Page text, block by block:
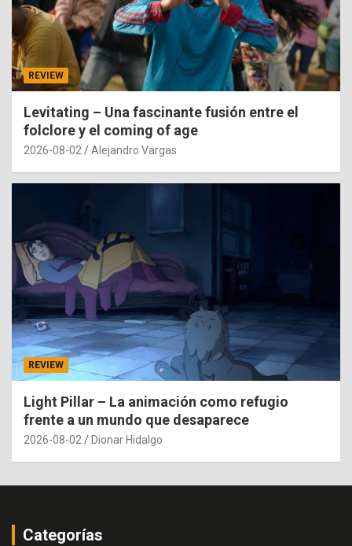
REVIEW
Levitating – Una fascinante fusión entre el
folclore y el coming of age
2026-08-02 Alejandro Vargas
REVIEW
Light Pillar – La animación como refugio
frente a un mundo que desaparece
2026-08-02 Dionar Hidalgo
Categorías